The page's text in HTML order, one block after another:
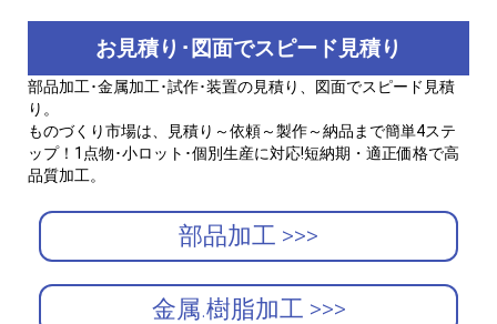
お見積り･図面でスピード見積り
部品加工･金属加工･試作･装置の見積り、図面でスピード見積
り。
ものづくり市場は、見積り～依頼～製作～納品まで簡単4ステ
ップ！1点物･小ロット･個別生産に対応!短納期・適正価格で高
品質加工。
部品加工 >>>
金属.樹脂加工 >>>